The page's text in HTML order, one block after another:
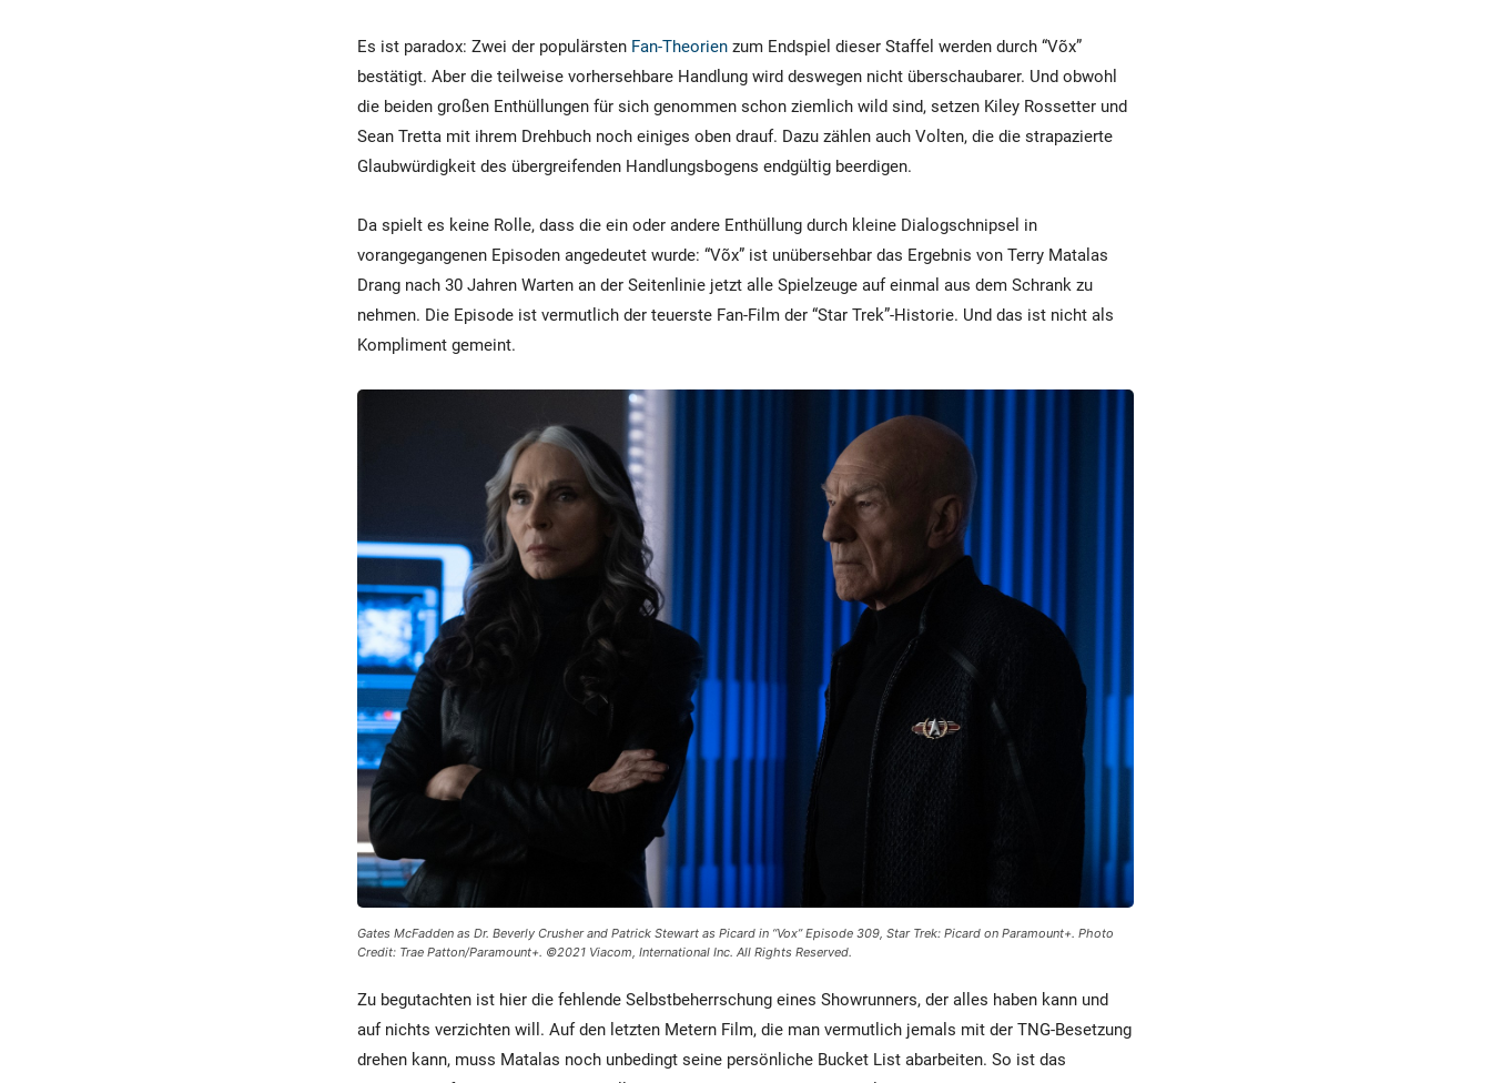
Es ist paradox: Zwei der populärsten Fan-Theorien zum Endspiel dieser Staffel werden durch “Võx”
bestätigt. Aber die teilweise vorhersehbare Handlung wird deswegen nicht überschaubarer. Und obwohl
die beiden großen Enthüllungen für sich genommen schon ziemlich wild sind, setzen Kiley Rossetter und
Sean Tretta mit ihrem Drehbuch noch einiges oben drauf. Dazu zählen auch Volten, die die strapazierte
Glaubwürdigkeit des übergreifenden Handlungsbogens endgültig beerdigen.
Da spielt es keine Rolle, dass die ein oder andere Enthüllung durch kleine Dialogschnipsel in
vorangegangenen Episoden angedeutet wurde: “Võx” ist unübersehbar das Ergebnis von Terry Matalas
Drang nach 30 Jahren Warten an der Seitenlinie jetzt alle Spielzeuge auf einmal aus dem Schrank zu
nehmen. Die Episode ist vermutlich der teuerste Fan-Film der “Star Trek”-Historie. Und das ist nicht als
Kompliment gemeint.
Gates McFadden as Dr. Beverly Crusher and Patrick Stewart as Picard in “Vox” Episode 309, Star Trek: Picard on Paramount+. Photo
Credit: Trae Patton/Paramount+. ©2021 Viacom, International Inc. All Rights Reserved.
Zu begutachten ist hier die fehlende Selbstbeherrschung eines Showrunners, der alles haben kann und
auf nichts verzichten will. Auf den letzten Metern Film, die man vermutlich jemals mit der TNG-Besetzung
drehen kann, muss Matalas noch unbedingt seine persönliche Bucket List abarbeiten. So ist das